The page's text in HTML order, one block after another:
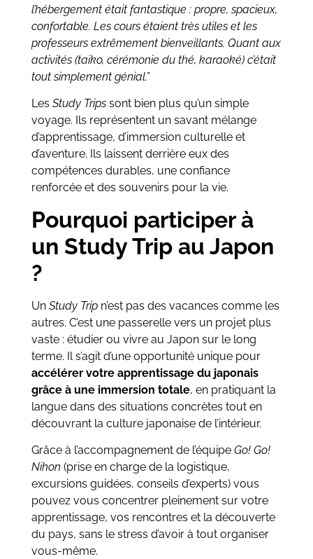
l’hébergement était fantastique : propre, spacieux,
confortable. Les cours étaient très utiles et les
professeurs extrêmement bienveillants. Quant aux
activités (taiko, cérémonie du thé, karaoké) c’était
tout simplement génial.”
Les Study Tripssont bien plus qu’un simple
voyage. Ils représentent un savant mélange
d’apprentissage, d’immersion culturelle et
d’aventure. Ils laissent derrière eux des
compétences durables, une confiance
renforcée et des souvenirs pour la vie.
Pourquoi participer à
un Study Trip au Japon
?
Un Study Tripn’est pas des vacances comme les
autres. C’est une passerelle vers un projet plus
vaste : étudier ou vivre au Japon sur le long
terme. Il s’agit d’une opportunité unique pour
accélérer votre apprentissage du japonais
grâce à une immersion totale, en pratiquant la
langue dans des situations concrètes tout en
découvrant la culture japonaise de l’intérieur.
Grâce à l’accompagnement de l’équipe Go! Go!
Nihon (prise en charge de la logistique,
excursions guidées, conseils d’experts) vous
pouvez vous concentrer pleinement sur votre
apprentissage, vos rencontres et la découverte
du pays, sans le stress d’avoir à tout organiser
vous-même.